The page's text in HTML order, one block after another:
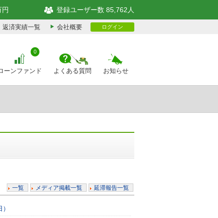
円 登録ユーザー数 85,762人
返済実績一覧 会社概要 ログイン
ーンファンド
0
よくある質問 お知らせ
一覧 メディア掲載一覧 延滞報告一覧